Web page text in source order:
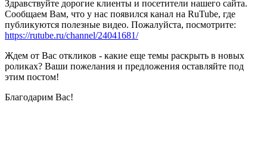
Здравствуйте дорогие клиенты и посетители нашего сайта.
Сообщаем Вам, что у нас появился канал на RuTube, где
публикуются полезные видео. Пожалуйста, посмотрите:
https://rutube.ru/channel/24041681/
Ждем от Вас откликов - какие еще темы раскрыть в новых
роликах? Ваши пожелания и предложения оставляйте под
этим постом!
Благодарим Вас!